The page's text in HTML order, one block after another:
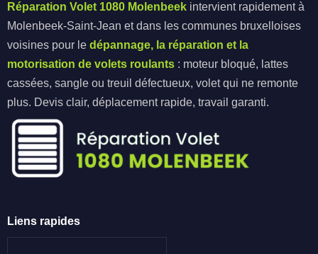
Réparation Volet 1080 Molenbeek intervient rapidement à
Molenbeek-Saint-Jean et dans les communes bruxelloises
voisines pour le dépannage, la réparation et la
motorisation de volets roulants : moteur bloqué, lattes
cassées, sangle ou treuil défectueux, volet qui ne remonte
plus. Devis clair, déplacement rapide, travail garanti.
Liens rapides